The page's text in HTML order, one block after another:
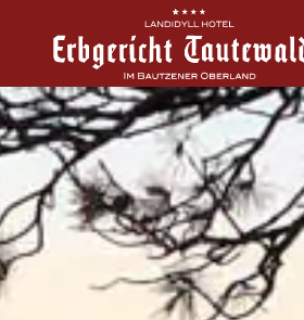
Erbgericht
Zimmer &
Kulinarik